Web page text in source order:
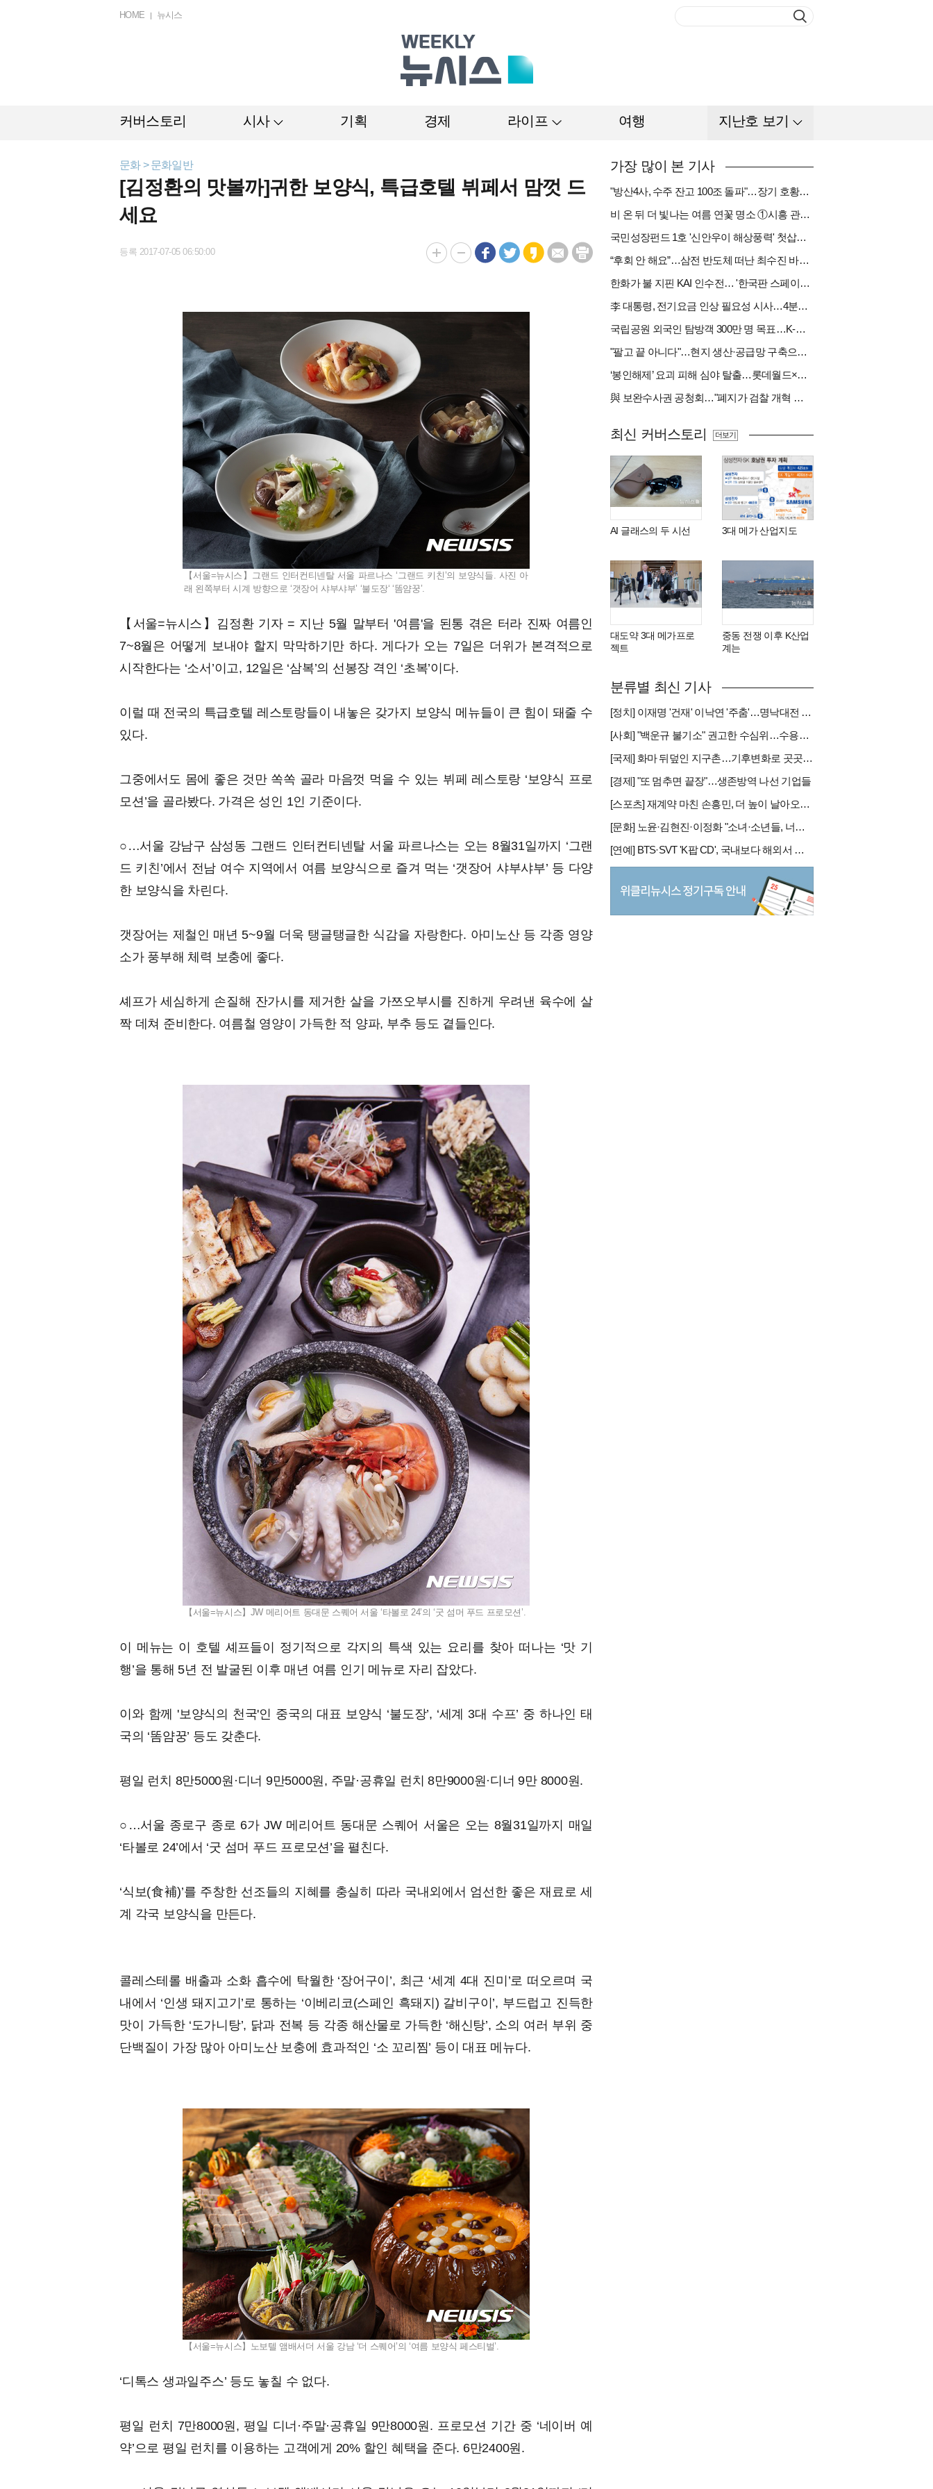
HOME 뉴시스
커버스토리 시사 기획 경제 라이프 여행 지난호 보기
문화 > 문화일반
[김정환의 맛볼까]귀한 보양식, 특급호텔 뷔페서 맘껏 드
세요
등록 2017-07-05 06:50:00
【서울=뉴시스】그랜드 인터컨티넨탈 서울 파르나스 ‘그랜드 키친’의 보양식들. 사진 아
래 왼쪽부터 시계 방향으로 ‘갯장어 샤부샤부’ ‘불도장‘ ‘똠얌꿍’.
【서울=뉴시스】김정환 기자 = 지난 5월 말부터 '여름'을 된통 겪은 터라 진짜 여름인
7~8월은 어떻게 보내야 할지 막막하기만 하다. 게다가 오는 7일은 더위가 본격적으로
시작한다는 ‘소서’이고, 12일은 ‘삼복’의 선봉장 격인 ‘초복’이다.
이럴 때 전국의 특급호텔 레스토랑들이 내놓은 갖가지 보양식 메뉴들이 큰 힘이 돼줄 수
있다.
그중에서도 몸에 좋은 것만 쏙쏙 골라 마음껏 먹을 수 있는 뷔페 레스토랑 ‘보양식 프로
모션’을 골라봤다. 가격은 성인 1인 기준이다.
○…서울 강남구 삼성동 그랜드 인터컨티넨탈 서울 파르나스는 오는 8월31일까지 ‘그랜
드 키친’에서 전남 여수 지역에서 여름 보양식으로 즐겨 먹는 ‘갯장어 샤부샤부’ 등 다양
한 보양식을 차린다.
갯장어는 제철인 매년 5~9월 더욱 탱글탱글한 식감을 자랑한다. 아미노산 등 각종 영양
소가 풍부해 체력 보충에 좋다.
셰프가 세심하게 손질해 잔가시를 제거한 살을 가쯔오부시를 진하게 우려낸 육수에 살
짝 데쳐 준비한다. 여름철 영양이 가득한 적 양파, 부추 등도 곁들인다.
【서울=뉴시스】JW 메리어트 동대문 스퀘어 서울 ‘타볼로 24’의 ‘굿 섬머 푸드 프로모션’.
이 메뉴는 이 호텔 셰프들이 정기적으로 각지의 특색 있는 요리를 찾아 떠나는 ‘맛 기
행’을 통해 5년 전 발굴된 이후 매년 여름 인기 메뉴로 자리 잡았다.
이와 함께 '보양식의 천국'인 중국의 대표 보양식 ‘불도장’, ‘세계 3대 수프’ 중 하나인 태
국의 ‘똠얌꿍’ 등도 갖춘다.
평일 런치 8만5000원·디너 9만5000원, 주말·공휴일 런치 8만9000원·디너 9만 8000원.
○…서울 종로구 종로 6가 JW 메리어트 동대문 스퀘어 서울은 오는 8월31일까지 매일
‘타볼로 24’에서 ‘굿 섬머 푸드 프로모션’을 펼친다.
‘식보(食補)’를 주창한 선조들의 지혜를 충실히 따라 국내외에서 엄선한 좋은 재료로 세
계 각국 보양식을 만든다.
콜레스테롤 배출과 소화 흡수에 탁월한 ‘장어구이’, 최근 ‘세계 4대 진미’로 떠오르며 국
내에서 ‘인생 돼지고기’로 통하는 ‘이베리코(스페인 흑돼지) 갈비구이’, 부드럽고 진득한
맛이 가득한 ‘도가니탕’, 닭과 전복 등 각종 해산물로 가득한 ‘해신탕’, 소의 여러 부위 중
단백질이 가장 많아 아미노산 보충에 효과적인 ‘소 꼬리찜’ 등이 대표 메뉴다.
【서울=뉴시스】노보텔 앰배서더 서울 강남 ‘더 스퀘어’의 ‘여름 보양식 페스티벌’.
‘디톡스 생과일주스’ 등도 놓칠 수 없다.
평일 런치 7만8000원, 평일 디너·주말·공휴일 9만8000원. 프로모션 기간 중 ‘네이버 예
약’으로 평일 런치를 이용하는 고객에게 20% 할인 혜택을 준다. 6만2400원.
가장 많이 본 기사
"방산4사, 수주 잔고 100조 돌파"…장기 호황기 들어섰다[다시 나는 K방산①]
비 온 뒤 더 빛나는 여름 연꽃 명소 ①시흥 관곡지
국민성장펀드 1호 '신안우이 해상풍력' 첫삽…바람소득 시동[하반기 에너지②]
“후회 안 해요”…삼전 반도체 떠난 최수진 바텐더의 ‘피어오름’[피플]
한화가 불 지핀 KAI 인수전… '한국판 스페이스X' 탄생 촉각[다시 나는 K방산③]
李 대통령, 전기요금 인상 필요성 시사…4분기엔 오를까
국립공원 외국인 탐방객 300만 명 목표…K-트레킹 키운다
"팔고 끝 아니다"…현지 생산·공급망 구축으로 글로벌 진입장벽 돌파[다시 나는 K방산②]
‘봉인해제’ 요괴 피해 심야 탈출…롯데월드×당근
與 보완수사권 공청회…"폐지가 검찰 개혁 아냐" vs "보완수사권은 전면 재수사권"(종합)
최신 커버스토리
AI 글래스의 두 시선 3대 메가 산업지도
대도약 3대 메가프로
젝트
중동 전쟁 이후 K산업
계는
더보기
분류별 최신 기사
[정치] 이재명 '건재' 이낙연 '주춤'…명낙대전 불안한 휴전
[사회] "백운규 불기소" 권고한 수심위…수용땐 줄소송 피할듯
[국제] 화마 뒤덮인 지구촌…기후변화로 곳곳 대형 화재
[경제] "또 멈추면 끝장"…생존방역 나선 기업들
[스포츠] 재계약 마친 손흥민, 더 높이 날아오를까
[문화] 노윤·김현진·이정화 "소녀·소년들, 너희는 혼자가 아니야"
[연예] BTS·SVT 'K팝 CD', 국내보다 해외서 더 팔린다 왜?